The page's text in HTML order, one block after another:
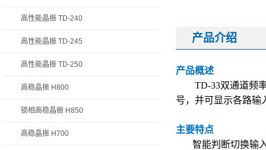
高性能晶振 TD-240
高性能晶振 TD-245
高性能晶振 TD-250
高稳晶振 H800
锁相高稳晶振 H850
高稳晶振 H700
产品介绍
产品概述
TD-33双通道频
号，并可显示各路输
主要特点
智能判断切换输